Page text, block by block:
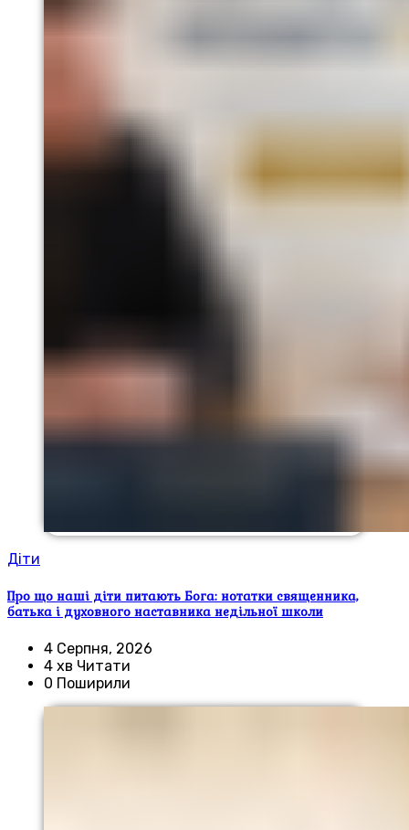
Діти
Про що наші діти питають Бога: нотатки священника,
батька і духовного наставника недільної школи
4 Серпня, 2026
4 хв Читати
0 Поширили